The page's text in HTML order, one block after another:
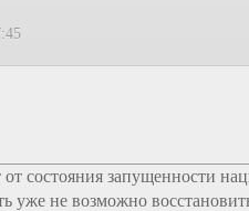
состояния запущенности
уже не возможно